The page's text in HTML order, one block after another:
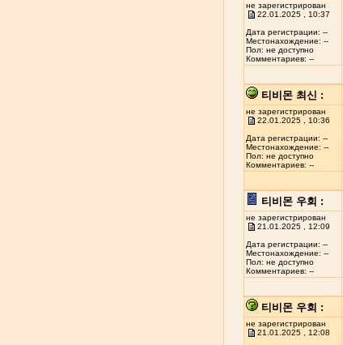
не зарегистрирован
22.01.2025 , 10:37
Дата регистрации: --
Местонахождение: --
Пол: не доступно
Комментариев: --
티비몬 최신 :
не зарегистрирован
22.01.2025 , 10:36
Дата регистрации: --
Местонахождение: --
Пол: не доступно
Комментариев: --
티비몬 우회 :
не зарегистрирован
21.01.2025 , 12:09
Дата регистрации: --
Местонахождение: --
Пол: не доступно
Комментариев: --
티비몬 우회 :
не зарегистрирован
21.01.2025 , 12:08